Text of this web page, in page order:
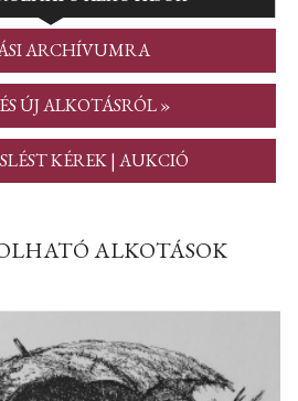
ARCHÍVUMRA
ÚJ ALKOTÁSRÓL »
KÉREK | AUKCIÓ
ALKOTÁSOK